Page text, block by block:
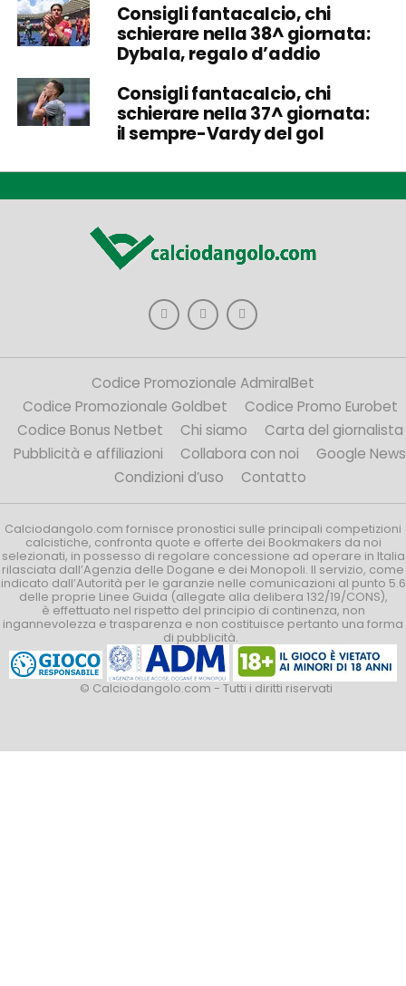
Consigli fantacalcio, chi
schierare nella 38^ giornata:
Dybala, regalo d’addio
Consigli fantacalcio, chi
schierare nella 37^ giornata:
il sempre-Vardy del gol
Codice Promozionale AdmiralBet
Codice Promozionale Goldbet
Codice Promo Eurobet
Codice Bonus Netbet
Chi siamo
Carta del giornalista
Pubblicità e affiliazioni
Collabora con noi
Google News
Condizioni d’uso
Contatto
Calciodangolo.com fornisce pronostici sulle principali competizioni
calcistiche, confronta quote e offerte dei Bookmakers da noi
selezionati, in possesso di regolare concessione ad operare in Italia
rilasciata dall’Agenzia delle Dogane e dei Monopoli. Il servizio, come
indicato dall’Autorità per le garanzie nelle comunicazioni al punto 5.6
delle proprie Linee Guida (allegate alla delibera 132/19/CONS),
è effettuato nel rispetto del principio di continenza, non
ingannevolezza e trasparenza e non costituisce pertanto una forma
di pubblicità.
© Calciodangolo.com - Tutti i diritti riservati